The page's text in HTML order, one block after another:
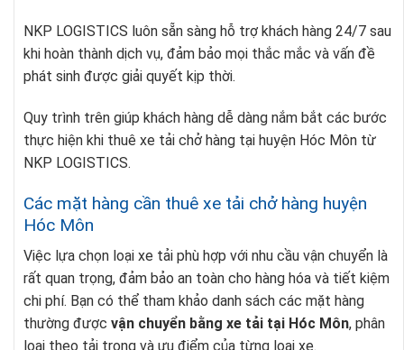
NKP LOGISTICS luôn sẵn sàng hỗ trợ khách hàng 24/7 sau
khi hoàn thành dịch vụ, đảm bảo mọi thắc mắc và vấn đề
phát sinh được giải quyết kịp thời.
Quy trình trên giúp khách hàng dễ dàng nắm bắt các bước
thực hiện khi thuê xe tải chở hàng tại huyện Hóc Môn từ
NKP LOGISTICS.
Các mặt hàng cần thuê xe tải chở hàng huyện
Hóc Môn
Việc lựa chọn loại xe tải phù hợp với nhu cầu vận chuyển là
rất quan trọng, đảm bảo an toàn cho hàng hóa và tiết kiệm
chi phí. Bạn có thể tham khảo danh sách các mặt hàng
thường được vận chuyển bằng xe tải tại Hóc Môn, phân
loại theo tải trọng và ưu điểm của từng loại xe.